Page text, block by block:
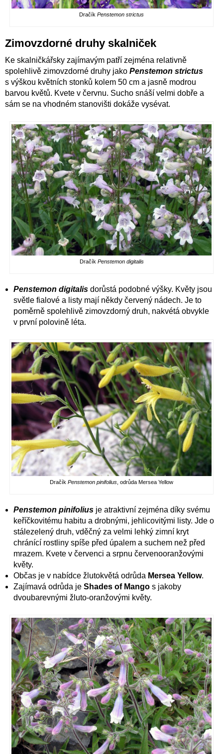
Dračík Penstemon strictus
Zimovzdorné druhy skalniček
Ke skalničkářsky zajímavým patří zejména relativně
spolehlivě zimovzdorné druhy jako Penstemon strictus
s výškou květních stonků kolem 50 cm a jasně modrou
barvou květů. Kvete v červnu. Sucho snáší velmi dobře a
sám se na vhodném stanovišti dokáže vysévat.
Dračík Penstemon digitalis
Penstemon digitalis dorůstá podobné výšky. Květy jsou
světle fialové a listy mají někdy červený nádech. Je to
poměrně spolehlivě zimovzdorný druh, nakvétá obvykle
v první polovině léta.
Dračík Penstemon pinifolius , odrůda Mersea Yellow
Penstemon pinifolius je atraktivní zejména díky svému
keříčkovitému habitu a drobnými, jehlicovitými listy. Jde o
stálezelený druh, vděčný za velmi lehký zimní kryt
chránící rostliny spíše před úpalem a suchem než před
mrazem. Kvete v červenci a srpnu červenooranžovými
květy.
Občas je v nabídce žlutokvětá odrůda Mersea Yellow.
Zajímavá odrůda je Shades of Mango s jakoby
dvoubarevnými žluto-oranžovými květy.